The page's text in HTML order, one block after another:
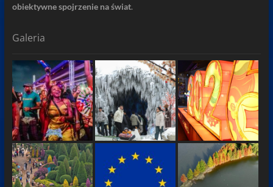
obiektywne spojrzenie na świat.
Galeria